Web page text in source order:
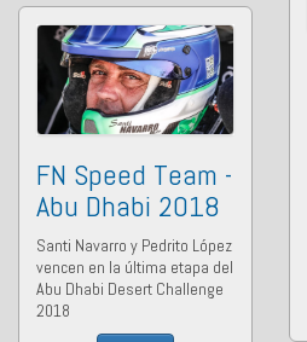
FN Speed Team -
Abu Dhabi 2018
Santi Navarro y Pedrito López
vencen en la última etapa del
Abu Dhabi Desert Challenge
2018